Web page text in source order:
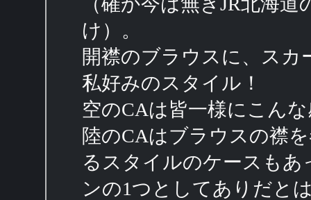
け）。
開襟のブラウスに、ス
私好みのスタイル！
空のCAは皆一様にこん
陸のCAはブラウスの襟
るスタイルのケースも
ンの1つとしてありだと